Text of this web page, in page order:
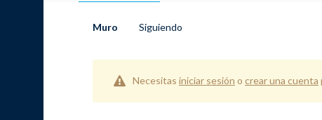
Muro Siguiendo
Necesitas iniciar sesión o crear una cuenta